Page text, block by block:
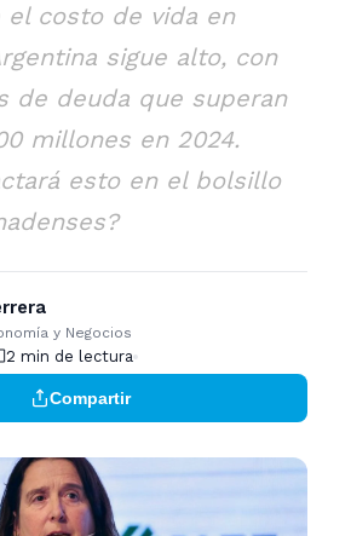
el costo de vida en
sigue alto, con
de deuda que superan
millones en 2024.
esto en el bolsillo
y Negocios
2 min de lectura
Compartir